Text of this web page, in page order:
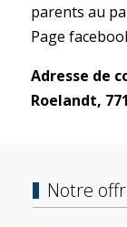
parents au
Page
Adresse de
Roelandt,
Notre